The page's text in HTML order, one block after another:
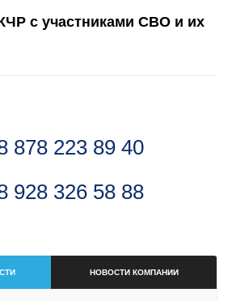
с участниками СВО и их
878 223 89 40
928 326 58 88
НОВОСТИ КОМПАНИИ